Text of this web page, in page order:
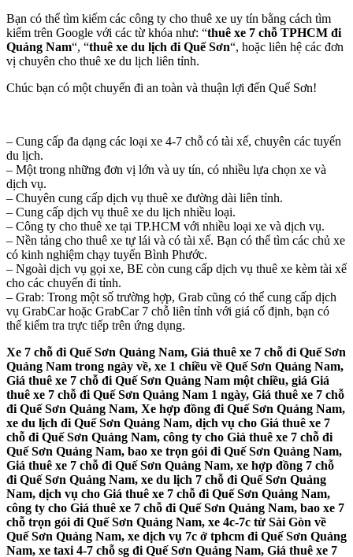
Bạn có thể tìm kiếm các công ty cho thuê xe uy tín bằng cách tìm
kiếm trên Google với các từ khóa như: “thuê xe 7 chỗ TPHCM đi
Quảng Nam“, “thuê xe du lịch đi Quế Sơn“, hoặc liên hệ các đơn
vị chuyên cho thuê xe du lịch liên tỉnh.
Chúc bạn có một chuyến đi an toàn và thuận lợi đến Quế Sơn!
– Cung cấp đa dạng các loại xe 4-7 chỗ có tài xế, chuyên các tuyến
du lịch.
– Một trong những đơn vị lớn và uy tín, có nhiều lựa chọn xe và
dịch vụ.
– Chuyên cung cấp dịch vụ thuê xe đường dài liên tỉnh.
– Cung cấp dịch vụ thuê xe du lịch nhiều loại.
– Công ty cho thuê xe tại TP.HCM với nhiều loại xe và dịch vụ.
– Nền tảng cho thuê xe tự lái và có tài xế. Bạn có thể tìm các chủ xe
có kinh nghiệm chạy tuyến Bình Phước.
– Ngoài dịch vụ gọi xe, BE còn cung cấp dịch vụ thuê xe kèm tài xế
cho các chuyến đi tỉnh.
– Grab: Trong một số trường hợp, Grab cũng có thể cung cấp dịch
vụ GrabCar hoặc GrabCar 7 chỗ liên tỉnh với giá cố định, bạn có
thể kiểm tra trực tiếp trên ứng dụng.
Xe 7 chỗ đi Quế Sơn Quảng Nam, Giá thuê xe 7 chỗ đi Quế Sơn
Quảng Nam trong ngày về, xe 1 chiều về Quế Sơn Quảng Nam,
Giá thuê xe 7 chỗ đi Quế Sơn Quảng Nam một chiều, giá Giá
thuê xe 7 chỗ đi Quế Sơn Quảng Nam 1 ngày, Giá thuê xe 7 chỗ
đi Quế Sơn Quảng Nam, Xe hợp đồng đi Quế Sơn Quảng Nam,
xe du lịch đi Quế Sơn Quảng Nam, dịch vụ cho Giá thuê xe 7
chỗ đi Quế Sơn Quảng Nam, công ty cho Giá thuê xe 7 chỗ đi
Quế Sơn Quảng Nam, bao xe trọn gói đi Quế Sơn Quảng Nam,
Giá thuê xe 7 chỗ đi Quế Sơn Quảng Nam, xe hợp đồng 7 chỗ
đi Quế Sơn Quảng Nam, xe du lịch 7 chỗ đi Quế Sơn Quảng
Nam, dịch vụ cho Giá thuê xe 7 chỗ đi Quế Sơn Quảng Nam,
công ty cho Giá thuê xe 7 chỗ đi Quế Sơn Quảng Nam, bao xe 7
chỗ trọn gói đi Quế Sơn Quảng Nam, xe 4c-7c từ Sài Gòn về
Quế Sơn Quảng Nam, xe dịch vụ 7c ở tphcm đi Quế Sơn Quảng
Nam, xe taxi 4-7 chỗ sg đi Quế Sơn Quảng Nam, Giá thuê xe 7